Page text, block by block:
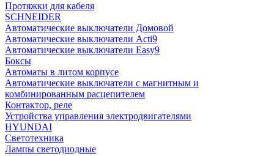
Протяжки для кабеля
SCHNEIDER
Автоматические выключатели Домовой
Автоматические выключатели Acti9
Автоматические выключатели Easy9
Боксы
Автоматы в литом корпусе
Автоматические выключатели с магнитным и
комбинированным расцепителем
Контактор, реле
Устройства управления электродвигателями
HYUNDAI
Светотехника
Лампы светодиодные